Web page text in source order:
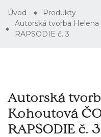
Úvod
Produkty
Autorská tvorba
RAPSODIE č. 3
Autorská
Kohoutová
RAPSODIE č. 3